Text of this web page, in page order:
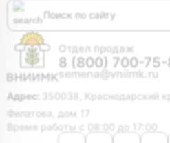
Отдел продаж
8 (800) 700-
semena@vniimk.ru
Адрес:
350038, Краснодарский
Филатова, дом 17
Время работы с 08:00 до 17:00